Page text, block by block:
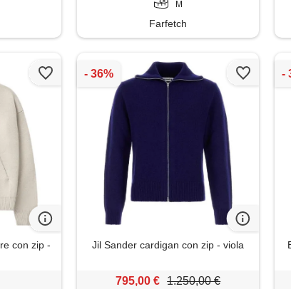
M
Farfetch
con zip -
Jil Sander cardigan con zip - viola
795,00 € 1.250,00 €